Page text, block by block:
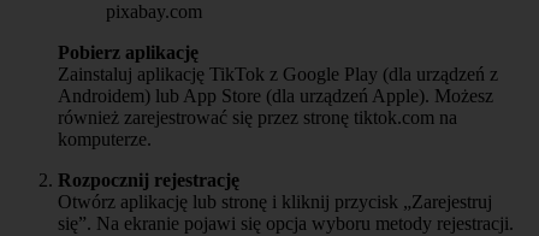
pixabay.com
Pobierz aplikację
Zainstaluj aplikację TikTok z Google Play (dla urządzeń z
Androidem) lub App Store (dla urządzeń Apple). Możesz
również zarejestrować się przez stronę tiktok.com na
komputerze.
Rozpocznij rejestrację
Otwórz aplikację lub stronę i kliknij przycisk „Zarejestruj
się”. Na ekranie pojawi się opcja wyboru metody rejestracji.